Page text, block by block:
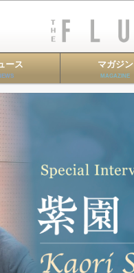
ース マガジン
MAGAZINE